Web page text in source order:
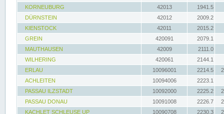
KORNEUBURG
42013
1941.5
DÜRNSTEIN
42012
2009.2
KIENSTOCK
42011
2015.2
GREIN
420091
2079.1
MAUTHAUSEN
42009
2111.0
WILHERING
420061
2144.1
ERLAU
10096001 2214.5
ACHLEITEN
10094006
2223.1
PASSAU ILZSTADT
10092000 2225.2
PASSAU DONAU
10091008 2226.7
KACHLET SCHLEUSE UP
10090708 2230.3